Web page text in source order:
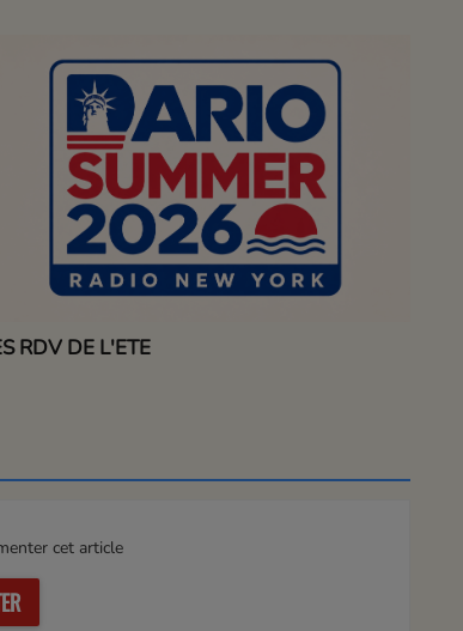
RDV DE L'ETE
cet article